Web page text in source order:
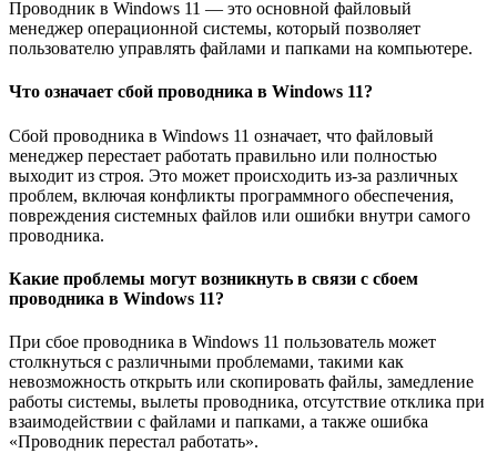
Проводник в Windows 11 — это основной файловый
менеджер операционной системы, который позволяет
пользователю управлять файлами и папками на компьютере.
Что означает сбой проводника в Windows 11?
Сбой проводника в Windows 11 означает, что файловый
менеджер перестает работать правильно или полностью
выходит из строя. Это может происходить из-за различных
проблем, включая конфликты программного обеспечения,
повреждения системных файлов или ошибки внутри самого
проводника.
Какие проблемы могут возникнуть в связи с сбоем
проводника в Windows 11?
При сбое проводника в Windows 11 пользователь может
столкнуться с различными проблемами, такими как
невозможность открыть или скопировать файлы, замедление
работы системы, вылеты проводника, отсутствие отклика при
взаимодействии с файлами и папками, а также ошибка
«Проводник перестал работать».